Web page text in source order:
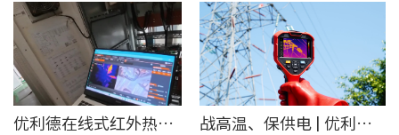
优利德在线式红外热成像仪在配电柜运维中的实测应用(系列篇) 战高温、保供电 | 优利德全系列电力运维检测工具，助力夏季电网运维更高效